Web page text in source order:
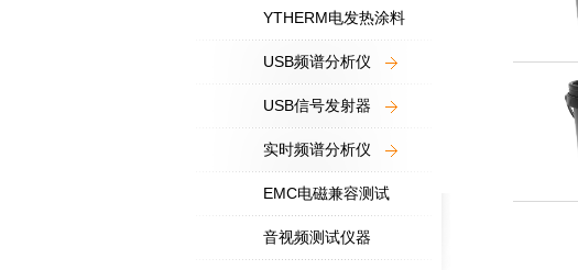
YTHERM电发热涂料
USB频谱分析仪
USB信号发射器
实时频谱分析仪
EMC电磁兼容测试
音视频测试仪器